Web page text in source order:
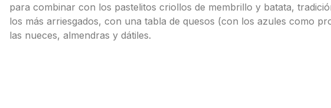
para combinar con los pastelitos criollos de membrillo y batata,
los más arriesgados, con una tabla de quesos (con los azules como
las nueces, almendras y dátiles.